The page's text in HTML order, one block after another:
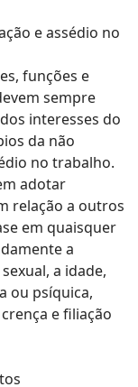
e assédio no
funções e
sempre
interesses do
da não
no trabalho.
adotar
relação a outros
em quaisquer
a
a idade,
ou psíquica,
e filiação